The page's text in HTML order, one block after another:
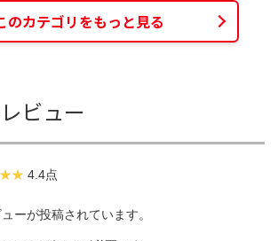
のカテゴリをもっと見る
ビュー
4.4点
ーが投稿されています。